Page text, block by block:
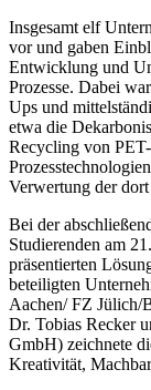
Insgesamt elf
vor und gaben
Entwicklung und
Prozesse. Dabei
Ups und
etwa die
Recycling von
Verwertung der
Bei der
Studierenden am
präsentierten
beteiligten
Aachen/ FZ Jülich/
Dr. Tobias Recker
GmbH) zeichnete
Kreativität,